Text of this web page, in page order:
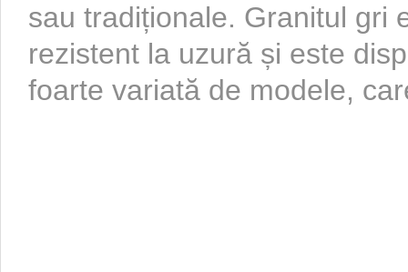
sau tradiționale. Granitul gri
rezistent la uzură și este
foarte variată de modele,